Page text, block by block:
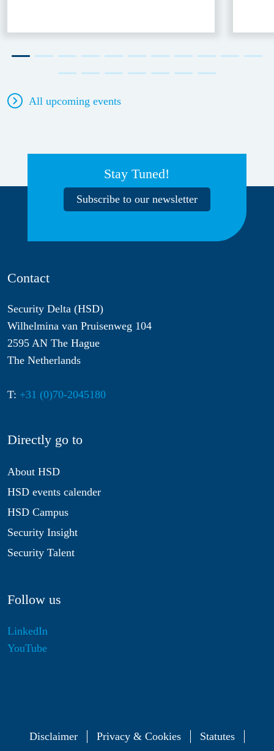
All upcoming events
Stay Tuned!
Subscribe to our newsletter
Contact
Security Delta (HSD)
Wilhelmina van Pruisenweg 104
2595 AN The Hague
The Netherlands
T: +31 (0)70-2045180
Directly go to
About HSD
HSD events calender
HSD Campus
Security Insight
Security Talent
Follow us
LinkedIn
YouTube
Disclaimer Privacy & Cookies Statutes